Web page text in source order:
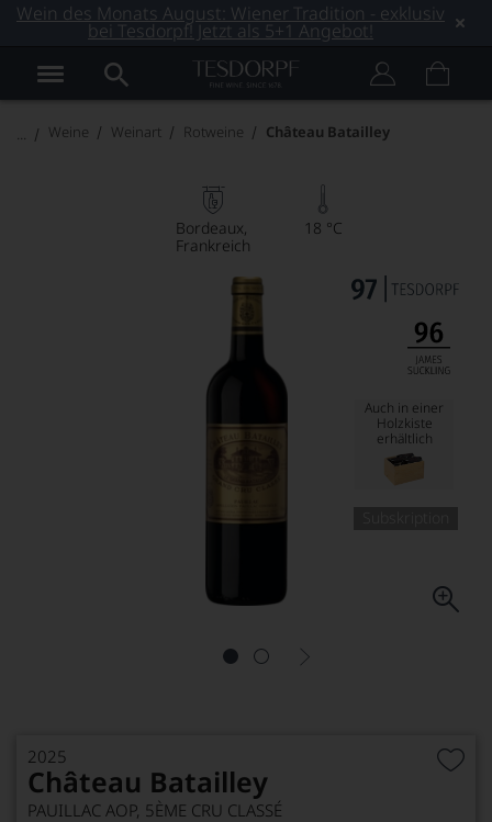
Wein des Monats August: Wiener Tradition - exklusiv
bei Tesdorpf! Jetzt als 5+1 Angebot!
Weine Weinart Rotweine Château Batailley
Bordeaux
Frankreich
18 °C
Auch in einer
Holzkiste
erhältlich
2025
Château Batailley
PAUILLAC AOP, 5ÈME CRU CLASSÉ